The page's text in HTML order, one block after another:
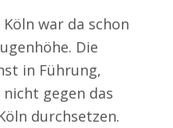
Köln war da schon
Die
in Führung,
gegen das
durchsetzen.